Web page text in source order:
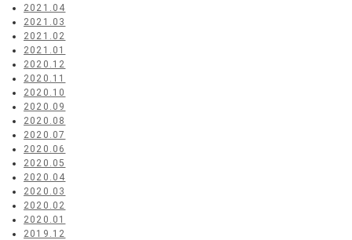
2021.04
2021.03
2021.02
2021.01
2020.12
2020.11
2020.10
2020.09
2020.08
2020.07
2020.06
2020.05
2020.04
2020.03
2020.02
2020.01
2019.12